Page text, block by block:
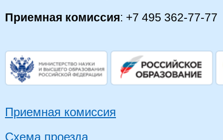
Приемная комиссия: +7 495 362-77-77
Приемная комиссия
Схема проезда